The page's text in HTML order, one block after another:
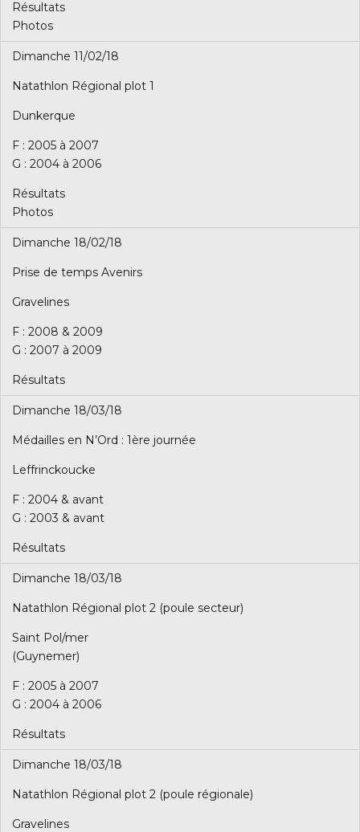
Résultats
Photos
Dimanche 11/02/18
Natathlon Régional plot 1
Dunkerque
F : 2005 à 2007
G : 2004 à 2006
Résultats
Photos
Dimanche 18/02/18
Prise de temps Avenirs
Gravelines
F : 2008 & 2009
G : 2007 à 2009
Résultats
Dimanche 18/03/18
Médailles en N’Ord : 1ère journée
Leffrinckoucke
F : 2004 & avant
G : 2003 & avant
Résultats
Dimanche 18/03/18
Natathlon Régional plot 2 (poule secteur)
Saint Pol/mer
(Guynemer)
F : 2005 à 2007
G : 2004 à 2006
Résultats
Dimanche 18/03/18
Natathlon Régional plot 2 (poule régionale)
Gravelines